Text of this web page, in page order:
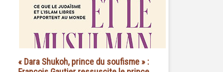
« Dara Shukoh, prince du soufisme » :